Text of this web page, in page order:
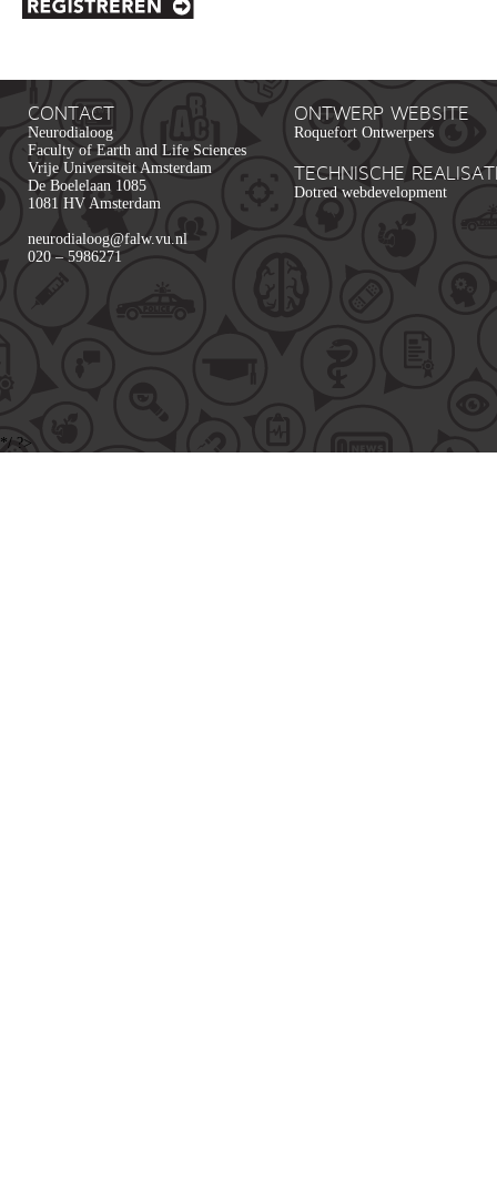
CONTACT
Neurodialoog
Faculty of Earth and Life Sciences
Vrije Universiteit Amsterdam
De Boelelaan 1085
1081 HV Amsterdam
neurodialoog@falw.vu.nl
020 – 5986271
ONTWERP WEBSITE
Roquefort Ontwerpers
TECHNISCHE
Dotred webdevelopment
*/ ?>